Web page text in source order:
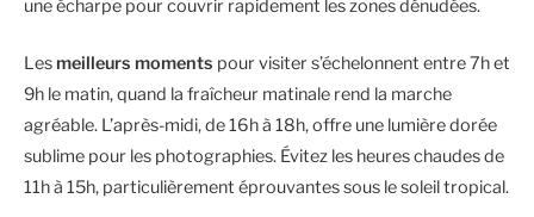
une écharpe pour couvrir rapidement les zones dénudées.
Les meilleurs moments pour visiter s’échelonnent entre 7h et
9h le matin, quand la fraîcheur matinale rend la marche
agréable. L’après-midi, de 16h à 18h, offre une lumière dorée
sublime pour les photographies. Évitez les heures chaudes de
11h à 15h, particulièrement éprouvantes sous le soleil tropical.